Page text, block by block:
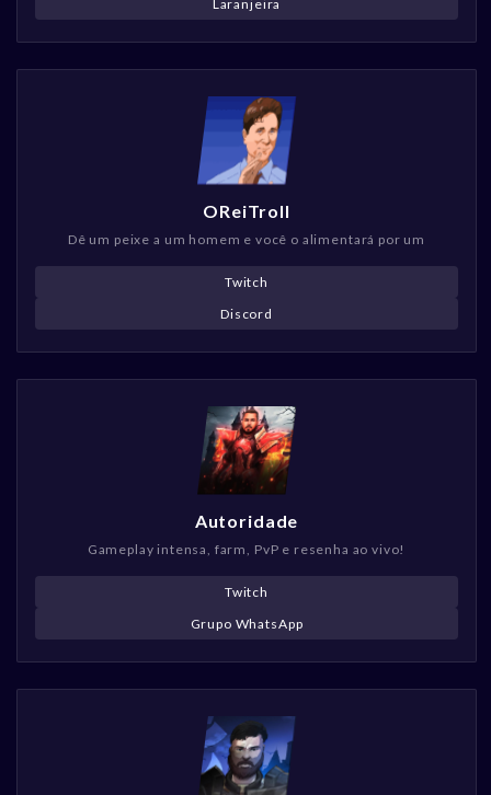
Laranjeira
OReiTroll
Dê um peixe a um homem e você o alimentará por um
Twitch
Discord
Autoridade
Gameplay intensa, farm, PvP e resenha ao vivo!
Twitch
Grupo WhatsApp